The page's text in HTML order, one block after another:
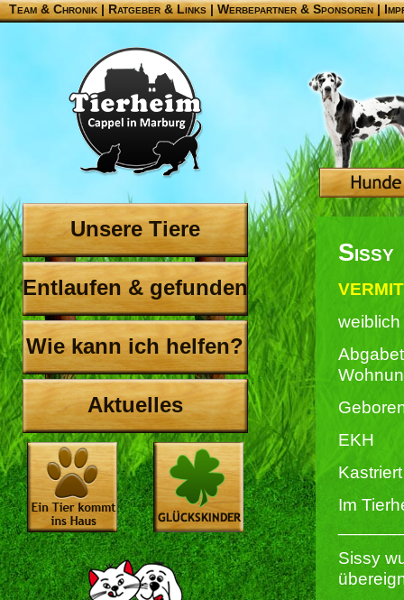
Team & Chronik |Ratgeber & Links|Werbepartner & Sponsoren|
Unsere Tiere
Entlaufen & gefunden
Wie kann ich helfen?
Aktuelles
Sissy
weiblich
EKH
Im
Sissy